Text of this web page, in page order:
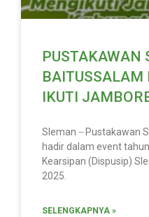
PUSTAKAWAN
IKUTI
Sleman ̶ Pustakawan
hadir dalam event
Kearsipan (Dispusip)
2025.
SELENGKAPNYA »